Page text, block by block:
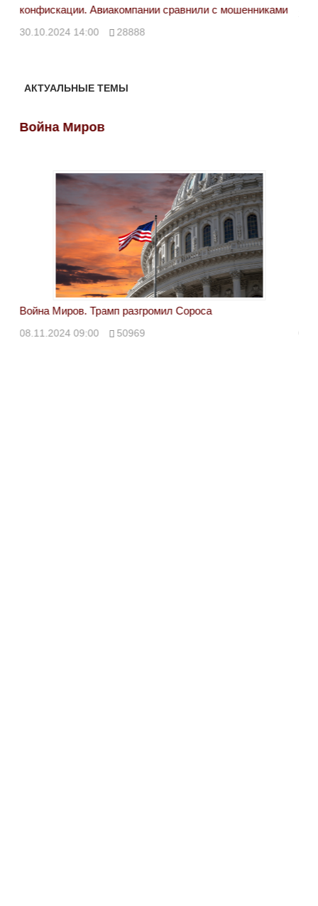
конфискации. Авиакомпании сравнили с мошенниками
30.10.2024 14:00 28888
АКТУАЛЬНЫЕ ТЕМЫ
Война Миров
Война Миров. Трамп разгромил Сороса
08.11.2024 09:00 50969